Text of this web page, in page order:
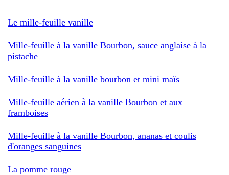
Le mille-feuille vanille
Mille-feuille à la vanille Bourbon, sauce anglaise à la
pistache
Mille-feuille à la vanille bourbon et mini maïs
Mille-feuille aérien à la vanille Bourbon et aux
framboises
Mille-feuille à la vanille Bourbon, ananas et coulis
d'oranges sanguines
La pomme rouge